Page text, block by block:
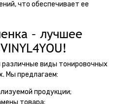
что обеспечивает ее
– лучшее
виды тонировочных
Мы предлагаем:
продукции;
товара;